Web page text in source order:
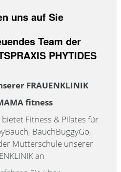
uns auf Sie
Team der
PHYTIDES
FRAUENKLINIK
fitness
bietet Fitness & Pilates für
BauchBuggyGo,
Mutterschule unserer
an